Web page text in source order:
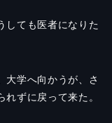
しても医者になりた
大学へ向かうが、さ
ずに戻って来た。